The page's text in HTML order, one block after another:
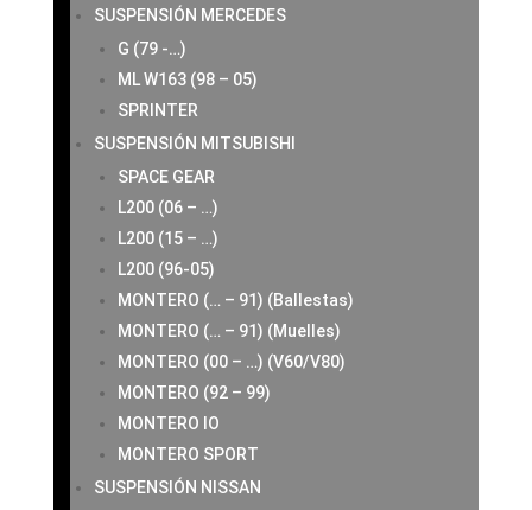
SUSPENSIÓN MERCEDES
G (79 -…)
ML W163 (98 – 05)
SPRINTER
SUSPENSIÓN MITSUBISHI
SPACE GEAR
L200 (06 – …)
L200 (15 – …)
L200 (96-05)
MONTERO (… – 91) (Ballestas)
MONTERO (… – 91) (Muelles)
MONTERO (00 – …) (V60/V80)
MONTERO (92 – 99)
MONTERO IO
MONTERO SPORT
SUSPENSIÓN NISSAN